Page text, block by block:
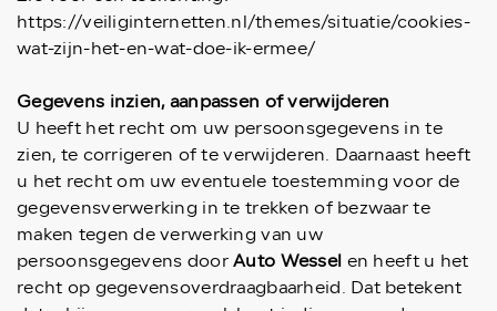
https://veiliginternetten.nl/themes/situatie/cookies-
wat-zijn-het-en-wat-doe-ik-ermee/
Gegevens inzien, aanpassen of verwijderen
U heeft het recht om uw persoonsgegevens in te
zien, te corrigeren of te verwijderen. Daarnaast heeft
u het recht om uw eventuele toestemming voor de
gegevensverwerking in te trekken of bezwaar te
maken tegen de verwerking van uw
persoonsgegevens doorAuto Wessel en heeft u het
recht op gegevensoverdraagbaarheid. Dat betekent